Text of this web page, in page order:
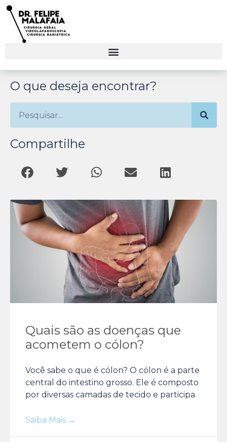
Quais são as doenças que
acometem o cólon?
Você sabe o que é cólon? O cólon é a parte
central do intestino grosso. Ele é composto
por diversas camadas de tecido e participa
Saiba Mais →
O que deseja encontrar?
Compartilhe